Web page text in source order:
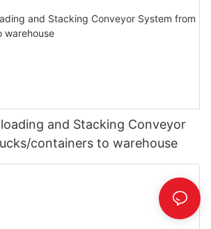
and Stacking Conveyor
containers to warehouse